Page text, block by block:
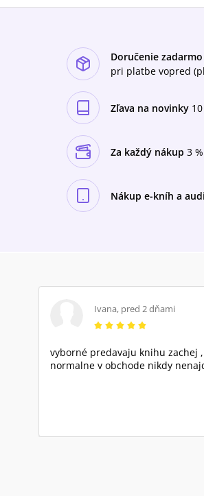
Doručenie
pri platbe vopred
Zľava na novinky
Za každý nákup 3
Nákup e-kníh a
Ivana, pred 2 dňami
vyborné predavaju knihu zachej
normalne v obchode nikdy